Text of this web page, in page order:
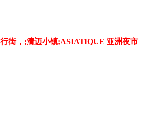
街，;清迈小镇;ASIATIQUE 亚洲夜市